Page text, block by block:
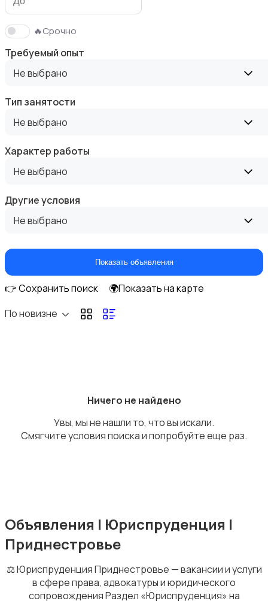
Автобизнес
Добыча сырья, энергетика
Управление персоналом
Строительство и ремонт
🔥Срочно
Требуемый опыт
Не выбрано
Тип занятости
Не выбрано
Характер работы
Не выбрано
Другие условия
Не выбрано
Показать объявления
👉 Сохранить поиск
🌍Показать на карте
По новизне
Ничего не найдено
Увы, мы не нашли то, что вы искали.
Смягчите условия поиска и попробуйте еще раз.
Объявления | Юриспруденция |
Приднестровье
⚖️ Юриспруденция Приднестровье — вакансии и услуги
в сфере права, адвокатуры и юридического
сопровождения Раздел «Юриспруденция» на